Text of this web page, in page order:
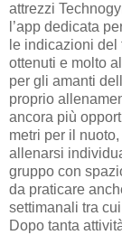
attrezzi
l’app dedicata
le indicazioni del
ottenuti e molto
per gli amanti
proprio
ancora più
metri per il
allenarsi
gruppo con
da praticare
settimanali tra
Dopo tanta